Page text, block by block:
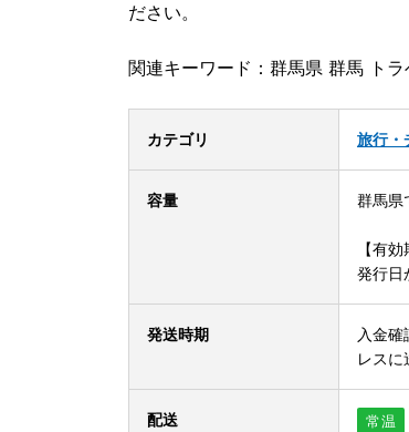
ださい。
関連キーワード：群馬県 群馬 ト
カテゴリ 旅行・
容量 群馬県
【有効
発行日
発送時期
入金
レス
配送 常温